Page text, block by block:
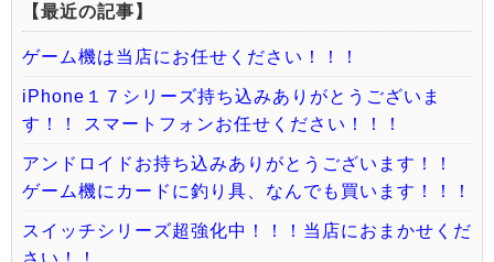
【最近の記事】
ゲーム機は当店にお任せください！！！
iPhone１７シリーズ持ち込みありがとうございま
す！！ スマートフォンお任せください！！！
アンドロイドお持ち込みありがとうございます！！
ゲーム機にカードに釣り具、なんでも買います！！！
スイッチシリーズ超強化中！！！当店におまかせくだ
さい！！